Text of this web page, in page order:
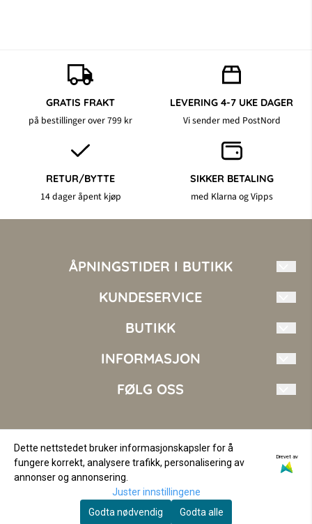
GRATIS FRAKT
på bestillinger over 799 kr
LEVERING 4-7 UKE DAGER
Vi sender med PostNord
RETUR/BYTTE
14 dager åpent kjøp
SIKKER BETALING
med Klarna og Vipps
ÅPNINGSTIDER I BUTIKK
Torsdag 10.00 - 18.00
Søndag Stengt
KUNDESERVICE
Mote i Nord AS
+47 410 14 144
Fosseng 2
BUTIKK
Vilkår
Kontakt oss
Logg inn
INFORMASJON
Om oss
FØLG OSS
Instagram
© Copyright Company, org. nr 936562256
Dette nettstedet bruker informasjonskapsler for å
fungere korrekt, analysere trafikk, personalisering av
annonser og annonsering.
Drevet av
Juster innstillingene
Godta nødvendig
Godta alle